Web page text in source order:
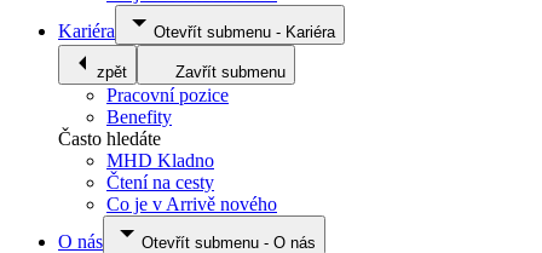
Kariéra
Otevřít submenu - Kariéra
zpět Zavřít submenu
Pracovní pozice
Benefity
Často hledáte
MHD Kladno
Čtení na cesty
Co je v Arrivě nového
O nás
Otevřít submenu - O nás